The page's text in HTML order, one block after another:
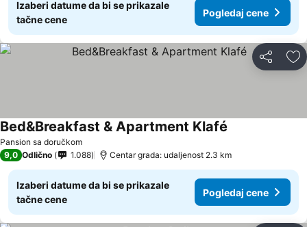
Izaberi datume da bi se prikazale
tačne cene
Pogledaj cene
Deli
Pansion sa doručkom
Bed&Breakfast & Apartment Klafé
9,0 Odlično 1.088 Centar grada: udaljenost 2.3 km
Izaberi datume da bi se prikazale
tačne cene
Pogledaj cene